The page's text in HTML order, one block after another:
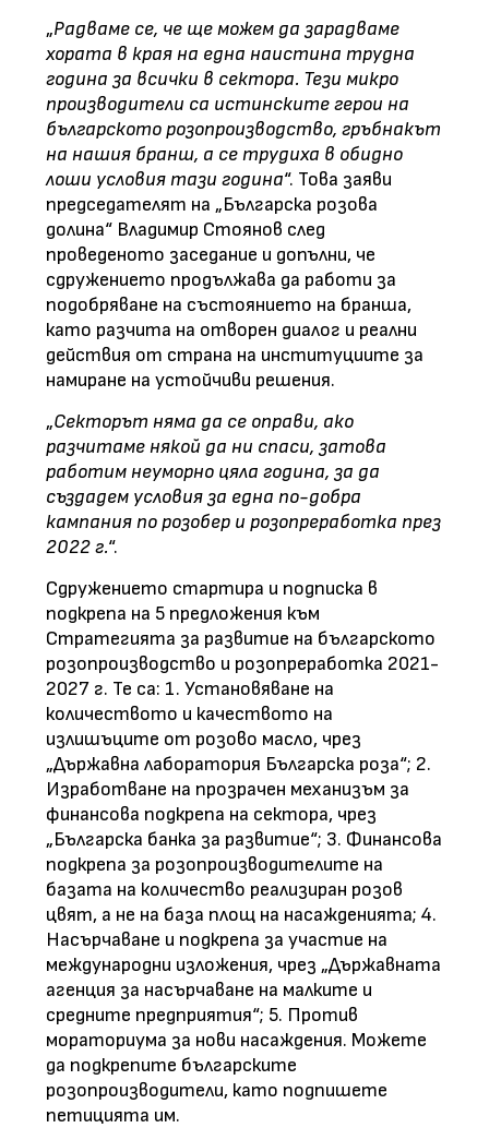
„Радваме се, че ще можем да зарадваме
хората в края на една наистина трудна
година за всички в сектора. Тези микро
производители са истинските герои на
българското розопроизводство, гръбнакът
на нашия бранш, а се трудиха в обидно
лоши условия тази година“. Това заяви
председателят на „Българска розова
долина“ Владимир Стоянов след
проведеното заседание и допълни, че
сдружението продължава да работи за
подобряване на състоянието на бранша,
като разчита на отворен диалог и реални
действия от страна на институциите за
намиране на устойчиви решения.
„Секторът няма да се оправи, ако
разчитаме някой да ни спаси, затова
работим неуморно цяла година, за да
създадем условия за една по-добра
кампания по розобер и розопреработка през
2022 г.“.
Сдружението стартира и подписка в
подкрепа на 5 предложения към
Стратегията за развитие на българското
розопроизводство и розопреработка 2021-
2027 г. Те са: 1. Установяване на
количеството и качеството на
излишъците от розово масло, чрез
„Държавна лаборатория Българска роза“; 2.
Изработване на прозрачен механизъм за
финансова подкрепа на сектора, чрез
„Българска банка за развитие“; 3. Финансова
подкрепа за розопроизводителите на
базата на количество реализиран розов
цвят, а не на база площ на насажденията; 4.
Насърчаване и подкрепа за участие на
международни изложения, чрез „Държавната
агенция за насърчаване на малките и
средните предприятия“; 5. Против
мораториума за нови насаждения. Можете
да подкрепите българските
розопроизводители, като подпишете
петицията им.